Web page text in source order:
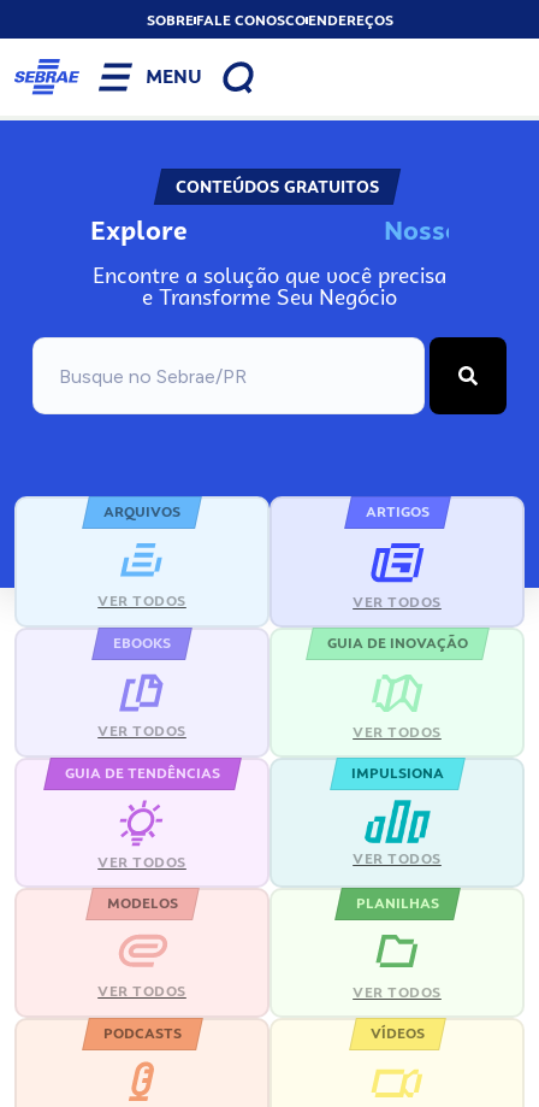
SOBREFALE CONOSCOENDEREÇOS
MENU
CONTEÚDOS GRATUITOS
Explore Nosso
Encontre a solução que você precisa
e Transforme Seu Negócio
ARQUIVOS
VER TODOS
ARTIGOS
VER TODOS
EBOOKS
VER TODOS
GUIA DE INOVAÇÃO
VER TODOS
GUIA DE TENDÊNCIAS
VER TODOS
IMPULSIONA
VER TODOS
MODELOS
VER TODOS
PLANILHAS
VER TODOS
PODCASTS VÍDEOS